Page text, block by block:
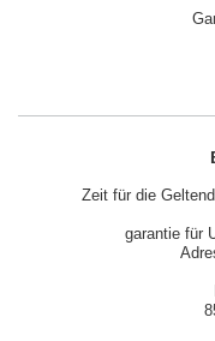
Zeit für die
garantie für